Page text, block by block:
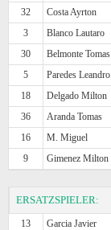
32
Costa Ayrton
3
Blanco Lautaro
30
Belmonte Tomas
5
Paredes Leandro
18
Delgado Milton
36
Aranda Tomas
16
M. Miguel
9
Gimenez Milton
ERSATZSPIELER:
13 Garcia Javier